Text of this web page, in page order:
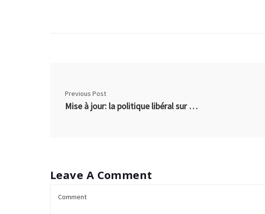
Previous Post
Mise à jour: la politique libéral sur les pardons
Leave A Comment